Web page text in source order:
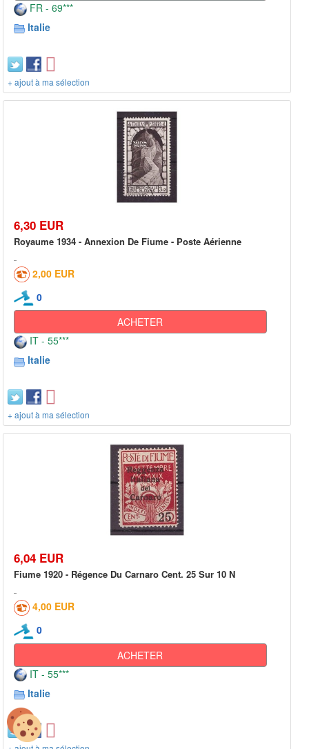
FR - 69***
Italie
+ ajout à ma sélection
6,30 EUR
Royaume 1934 - Annexion De Fiume - Poste Aérienne
2,00 EUR
0
ACHETER
IT - 55***
Italie
+ ajout à ma sélection
6,04 EUR
Fiume 1920 - Régence Du Carnaro Cent. 25 Sur 10 N
4,00 EUR
0
ACHETER
IT - 55***
Italie